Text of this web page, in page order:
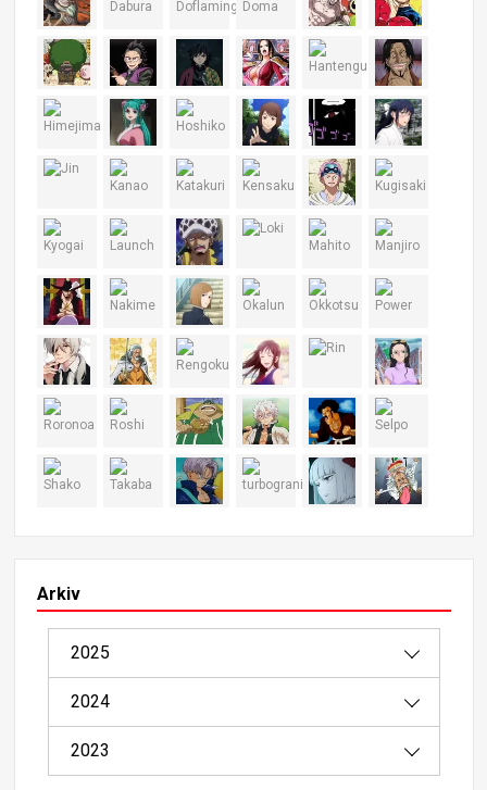
Arkiv
2025
08/2025（1）
04/2025（2）
2024
12/2024（4）
2023